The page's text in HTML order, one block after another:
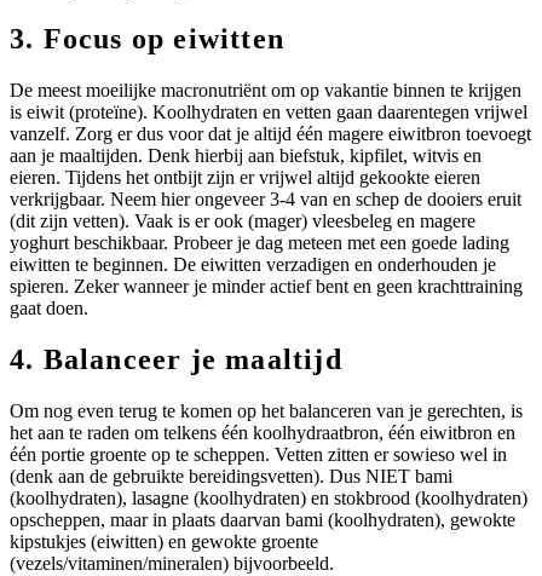
3. Focus op eiwitten
De meest moeilijke macronutriënt om op vakantie binnen te krijgen
is eiwit (proteïne). Koolhydraten en vetten gaan daarentegen vrijwel
vanzelf. Zorg er dus voor dat je altijd één magere eiwitbron toevoegt
aan je maaltijden. Denk hierbij aan biefstuk, kipfilet, witvis en
eieren. Tijdens het ontbijt zijn er vrijwel altijd gekookte eieren
verkrijgbaar. Neem hier ongeveer 3-4 van en schep de dooiers eruit
(dit zijn vetten). Vaak is er ook (mager) vleesbeleg en magere
yoghurt beschikbaar. Probeer je dag meteen met een goede lading
eiwitten te beginnen. De eiwitten verzadigen en onderhouden je
spieren. Zeker wanneer je minder actief bent en geen krachttraining
gaat doen.
4. Balanceer je maaltijd
Om nog even terug te komen op het balanceren van je gerechten, is
het aan te raden om telkens één koolhydraatbron, één eiwitbron en
één portie groente op te scheppen. Vetten zitten er sowieso wel in
(denk aan de gebruikte bereidingsvetten). Dus NIET bami
(koolhydraten), lasagne (koolhydraten) en stokbrood (koolhydraten)
opscheppen, maar in plaats daarvan bami (koolhydraten), gewokte
kipstukjes (eiwitten) en gewokte groente
(vezels/vitaminen/mineralen) bijvoorbeeld.